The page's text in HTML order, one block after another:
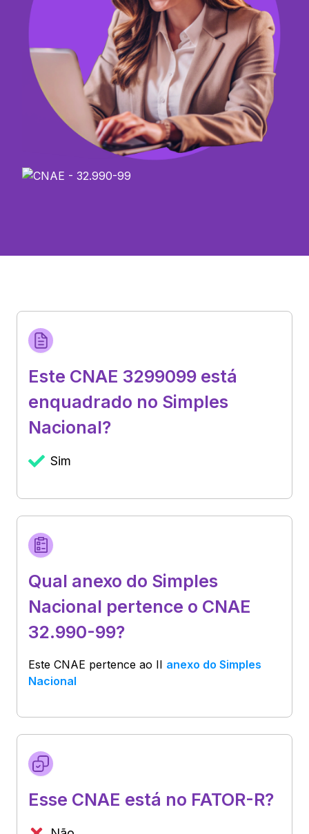
Este CNAE 3299099 está
enquadrado no Simples
Nacional?
Sim
Qual anexo do Simples
Nacional pertence o CNAE
32.990-99?
Este CNAE pertence ao II anexo do Simples
Nacional
Esse CNAE está no FATOR-R?